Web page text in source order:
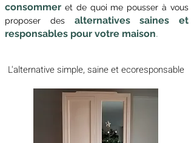
consommer et de quoi me pousser à vous
proposer des alternatives saines et
responsables pour votre maison.
L'alternative simple, saine et ecoresponsable